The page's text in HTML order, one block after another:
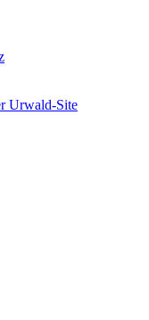
Urwald-Site